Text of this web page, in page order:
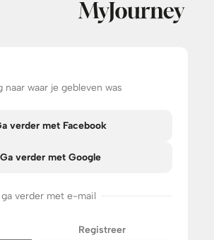
waar je gebleven was
verder met Facebook
Ga verder met Google
verder met e-mail
Registreer